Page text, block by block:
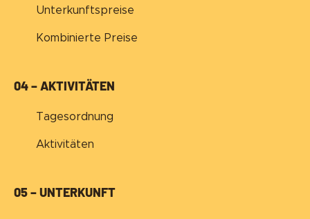
Unterkunftspreise
Kombinierte Preise
04 – AKTIVITÄTEN
Tagesordnung
Aktivitäten
05 – UNTERKUNFT